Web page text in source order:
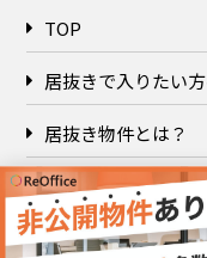
TOP
居抜きで入りたい
居抜き物件とは？
企業情報